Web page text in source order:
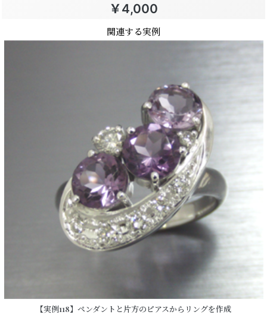
￥4,000
関連する実例
【実例118】ペンダントと片方のピアスからリングを作成